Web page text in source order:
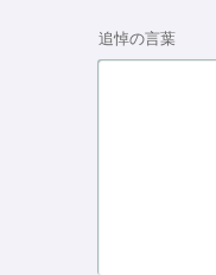
追悼の言葉